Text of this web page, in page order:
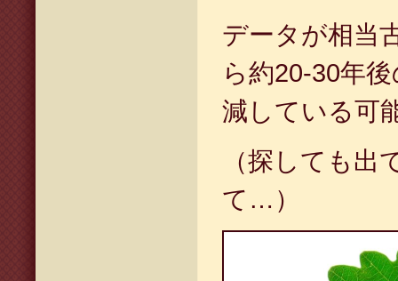
データが相当
ら約20-30年
減している可
（探しても出
て … ）